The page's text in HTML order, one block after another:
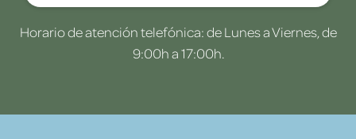
Horario de atención telefónica: de Lunes a Viernes, de
9:00h a 17:00h.